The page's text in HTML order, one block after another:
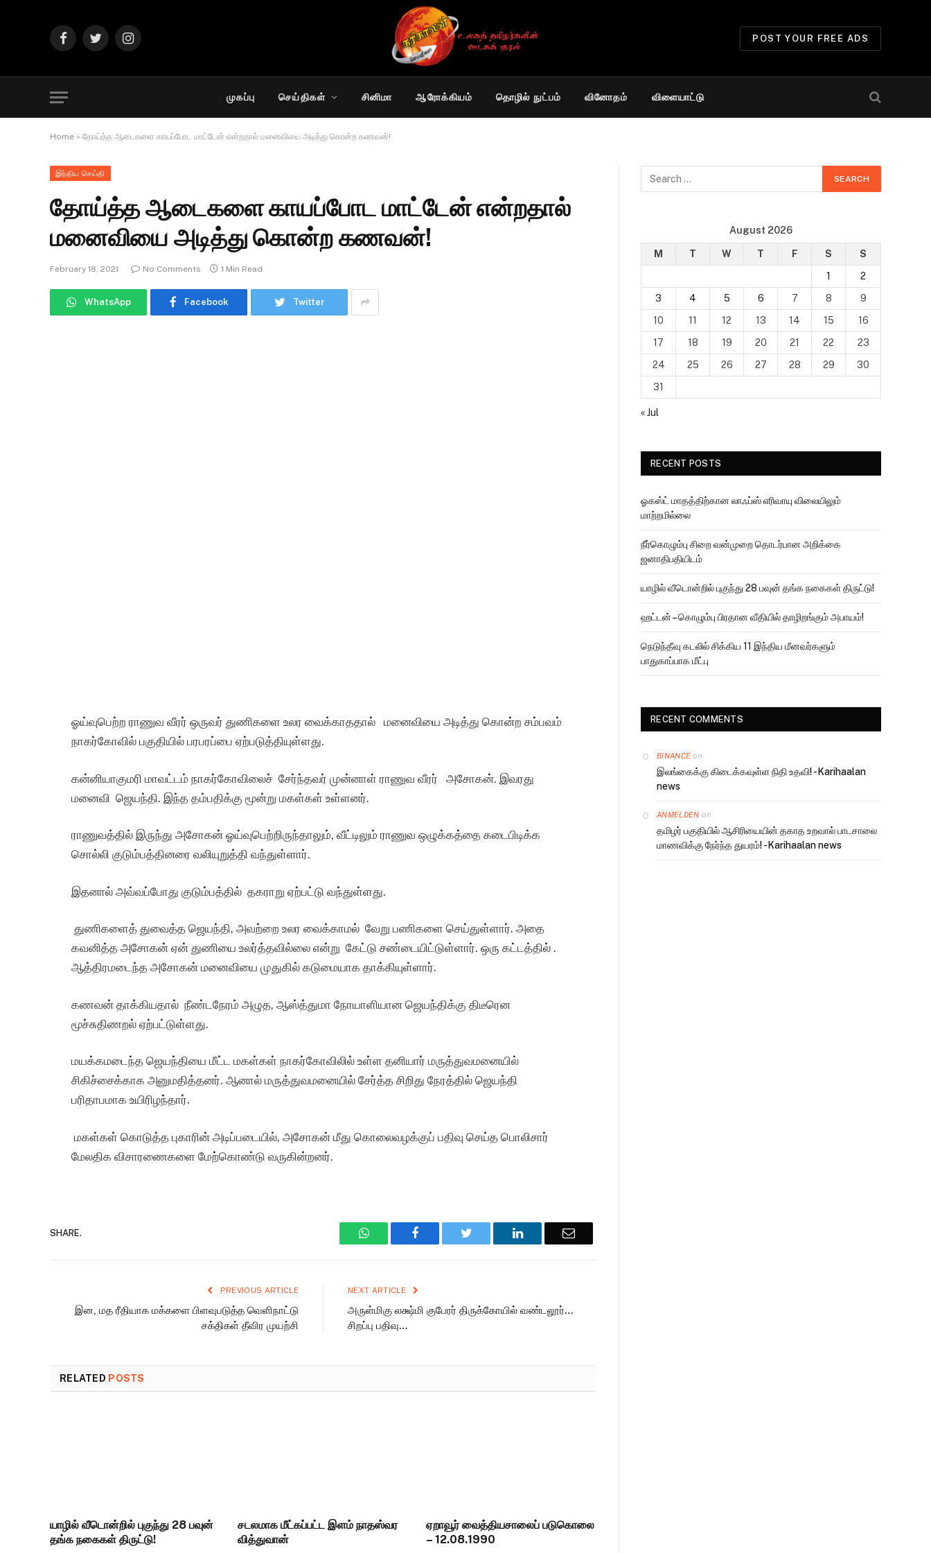
FacebookTwitterInstagram
POST YOUR FREE ADS
முகப்பு செய்திகள் சினிமா ஆரோக்கியம் தொழில் நுட்பம் வினோதம் விளையாட்டு
Home » தோய்த்த ஆடைகளை காயப்போட மாட்டேன் என்றதால் மனைவியை அடித்து கொன்ற கணவன்!
இந்திய செய்தி
தோய்த்த ஆடைகளை காயப்போட மாட்டேன் என்றதால்
மனைவியை அடித்து கொன்ற கணவன்!
February 18, 2021 No Comments 1 Min Read
WhatsApp Facebook Twitter
ஓய்வுபெற்ற ராணுவ வீரர் ஒருவர் துணிகளை உலர வைக்காததால் மனைவியை அடித்து கொன்ற சம்பவம்
நாகர்கோவில் பகுதியில் பரபரப்பை ஏற்படுத்தியுள்ளது.
கன்னியாகுமரி மாவட்டம் நாகர்கோவிலைச் சேர்ந்தவர் முன்னாள் ராணுவ வீரர் அசோகன். இவரது
மனைவி ஜெயந்தி. இந்த தம்பதிக்கு மூன்று மகள்கள் உள்ளனர்.
ராணுவத்தில் இருந்து அசோகன் ஓய்வுபெற்றிருந்தாலும், வீட்டிலும் ராணுவ ஒழுக்கத்தை கடைபிடிக்க
சொல்லி குடும்பத்தினரை வலியுறுத்தி வந்துள்ளார்.
இதனால் அவ்வப்போது குடும்பத்தில் தகராறு ஏற்பட்டு வந்துள்ளது.
துணிகளைத் துவைத்த ஜெயந்தி, அவற்றை உலர வைக்காமல் வேறு பணிகளை செய்துள்ளார். அதை
கவனித்த அசோகன் ஏன் துணியை உலர்த்தவில்லை என்று கேட்டு சண்டையிட்டுள்ளார். ஒரு கட்டத்தில் .
ஆத்திரமடைந்த அசோகன் மனைவியை முதுகில் கடுமையாக தாக்கியுள்ளார்.
கணவன் தாக்கியதால் நீண்டநேரம் அழுத, ஆஸ்த்துமா நோயாளியான ஜெயந்திக்கு திடீரென
மூச்சுதிணறல் ஏற்பட்டுள்ளது.
மயக்கமடைந்த ஜெயந்தியை மீட்ட மகள்கள் நாகர்கோவிலில் உள்ள தனியார் மருத்துவமனையில்
சிகிச்சைக்காக அனுமதித்தனர். ஆனால் மருத்துவமனையில் சேர்த்த சிறிது நேரத்தில் ஜெயந்தி
பரிதாபமாக உயிரிழந்தார்.
மகள்கள் கொடுத்த புகாரின் அடிப்படையில், அசோகன் மீது கொலைவழக்குப் பதிவு செய்த பொலிசார்
மேலதிக விசாரணைகளை மேற்கொண்டு வருகின்றனர்.
SHARE. WhatsAppFacebook Twitter LinkedIn Email
PREVIOUS ARTICLE
இன, மத ரீதியாக மக்களை பிளவுபடுத்த வெளிநாட்டு
சக்திகள் தீவிர முயற்சி
NEXT ARTICLE
அருள்மிகு லக்ஷ்மி குபேரர் திருக்கோயில் வண்டலூர்…
சிறப்பு பதிவு…
RELATED POSTS
யாழில் வீடொன்றில் புகுந்து 28 பவுன்
தங்க நகைகள் திருட்டு!
சடலமாக மீட்கப்பட்ட இளம் நாதஸ்வர
வித்துவான்
ஏறாவூர் வைத்தியசாலைப் படுகொலை
– 12.08.1990
August 2026
M T W T F S
S
1
2
3
4 5 6 7 8
9
10
11 12 13 14 15
16
17
18 19 20 21 22
23
24
25 26 27 28 29
30
31
« Jul
RECENT POSTS
ஓகஸ்ட் மாதத்திற்கான லாஃப்ஸ் எரிவாயு விலையிலும்
மாற்றமில்லை
நீர்கொழும்பு சிறை வன்முறை தொடர்பான அறிக்கை
ஜனாதிபதியிடம்
யாழில் வீடொன்றில் புகுந்து 28 பவுன் தங்க நகைகள் திருட்டு!
ஹட்டன் – கொழும்பு பிரதான வீதியில் தாழிறங்கும் அபாயம்!
நெடுந்தீவு கடலில் சிக்கிய 11 இந்திய மீனவர்களும்
பாதுகாப்பாக மீட்பு
RECENT COMMENTS
BINANCE on
இலங்கைக்கு கிடைக்கவுள்ள நிதி உதவி! -Karihaalan
news
ANMELDEN on
தமிழர் பகுதியில் ஆசிரியையின் தகாத உறவால் பாடசாலை
மாணவிக்கு நேர்ந்த துயரம்! -Karihaalan news